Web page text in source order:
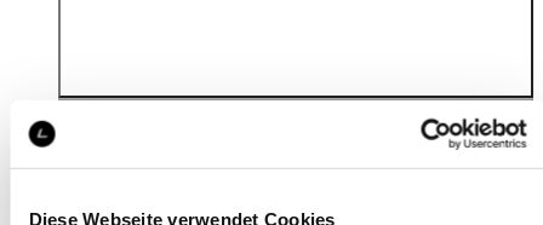
Diese Webseite verwendet Cookies